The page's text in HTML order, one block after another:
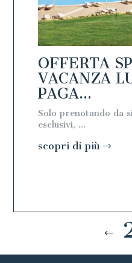
OFFERTA
VACANZA
PAGA...
Solo prenotando da
esclusivi, ...
scopri di più